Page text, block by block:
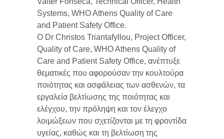
Systems, WHO Athens Quality of Care
and Patient Safety Office.
Ο Dr Christos Triantafyllou, Project Officer,
Quality of Care, WHO Athens Quality of
Care and Patient Safety Office, ανέπτυξε
θεματικές που αφορούσαν την κουλτούρα
ποιότητας και ασφάλειας των ασθενών, τα
εργαλεία βελτίωσης της ποιότητας και
ελέγχου, την πρόληψη και τον έλεγχο
λοιμώξεων που σχετίζονται με τη φροντίδα
υγείας, καθώς και τη βελτίωση της